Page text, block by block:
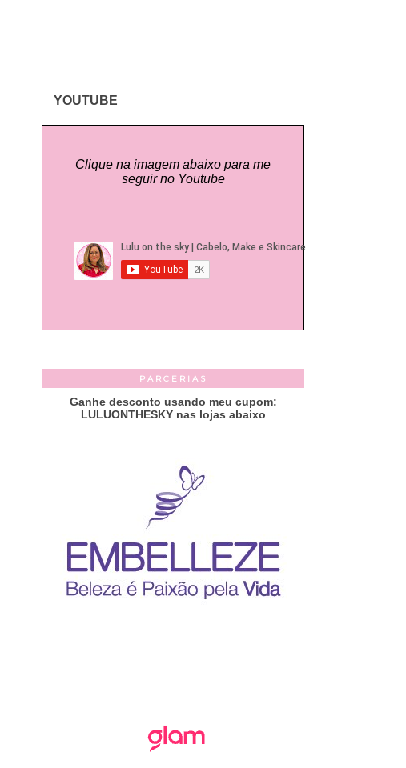
YOUTUBE
Clique na imagem abaixo para me
seguir no Youtube
PARCERIAS
Ganhe desconto usando meu cupom:
LULUONTHESKY nas lojas abaixo